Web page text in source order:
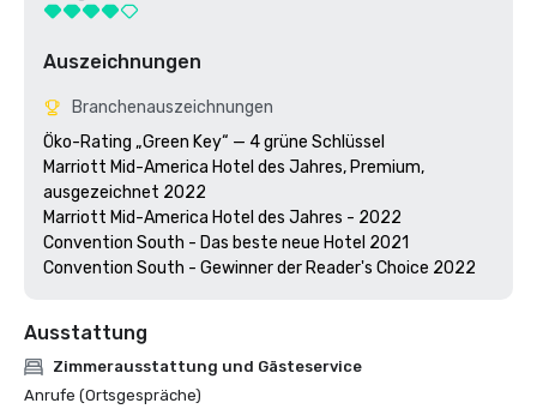
Auszeichnungen
Branchenauszeichnungen
Öko-Rating „Green Key“ — 4 grüne Schlüssel
Marriott Mid-America Hotel des Jahres, Premium,
ausgezeichnet 2022
Marriott Mid-America Hotel des Jahres - 2022
Convention South - Das beste neue Hotel 2021
Convention South - Gewinner der Reader's Choice 2022
Ausstattung
Zimmerausstattung und Gästeservice
Anrufe (Ortsgespräche)